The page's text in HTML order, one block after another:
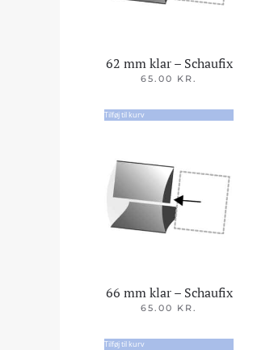
62 mm klar – Schaufix
65.00 KR.
Tilføj til kurv
66 mm klar – Schaufix
65.00 KR.
Tilføj til kurv